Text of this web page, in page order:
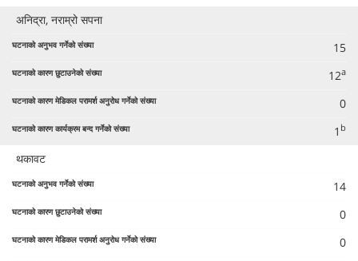
अनिद्रा, नराम्रो सपना
15
12a
0
1 b
थकावट
14
0
0